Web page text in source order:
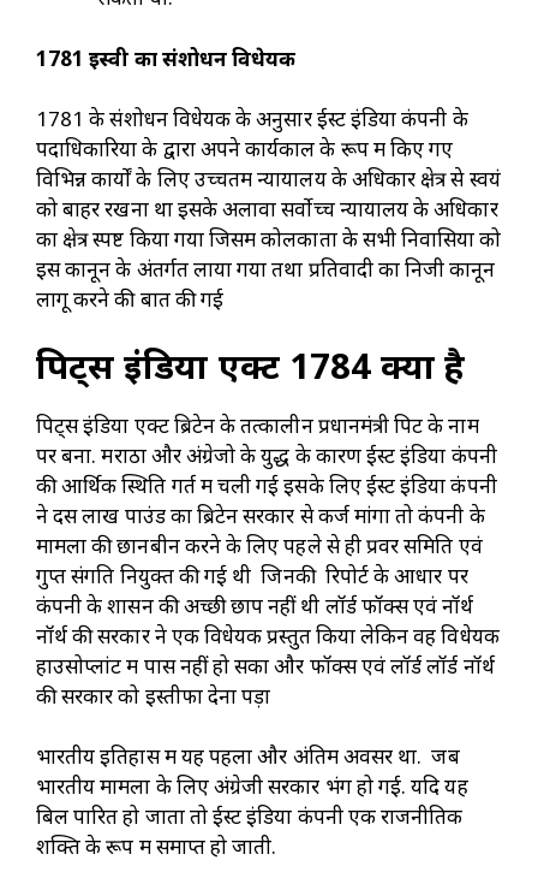
1781ईस्वी का संशोधन विधेयक
1781 के संशोधन विधेयक के अनुसार ईस्ट इंडिया कंपनी के
पदाधिकारियों के द्वारा अपने कार्यकाल के रूप में किए गए
विभिन्न कार्यों के लिए उच्चतम न्यायालय के अधिकार क्षेत्र से स्वयं
को बाहर रखना था इसके अलावा सर्वोच्च न्यायालय के अधिकार
का क्षेत्र स्पष्ट किया गया जिसमें कोलकाता के सभी निवासियों को
इस कानून के अंतर्गत लाया गया तथा प्रतिवादी का निजी कानून
लागू करने की बात की गई
पिट्स इंडिया एक्ट 1784 क्या है
पिट्स इंडिया एक्ट ब्रिटेन के तत्कालीन प्रधानमंत्री पिट के नाम
पर बना. मराठा और अंग्रेजो के युद्ध के कारण ईस्ट इंडिया कंपनी
की आर्थिक स्थिति गर्त में चली गई इसके लिए ईस्ट इंडिया कंपनी
ने दस लाख पाउंड का ब्रिटेन सरकार से कर्ज मांगा तो कंपनी के
मामलों की छानबीन करने के लिए पहले से ही प्रवर समिति एवं
गुप्त संगति नियुक्त की गई थी जिनकी रिपोर्ट के आधार पर
कंपनी के शासन की अच्छी छाप नहीं थी लॉर्ड फॉक्स एवं नॉर्थ
नॉर्थ की सरकार ने एक विधेयक प्रस्तुत किया लेकिन वह विधेयक
हाउसोप्लांट में पास नहीं हो सका और फॉक्स एवं लॉर्ड लॉर्ड नॉर्थ
की सरकार को इस्तीफा देना पड़ा
भारतीय इतिहास में यह पहला और अंतिम अवसर था. जब
भारतीय मामलों के लिए अंग्रेजी सरकार भंग हो गई. यदि यह
बिल पारित हो जाता तो ईस्ट इंडिया कंपनी एक राजनीतिक
शक्ति के रूप में समाप्त हो जाती.